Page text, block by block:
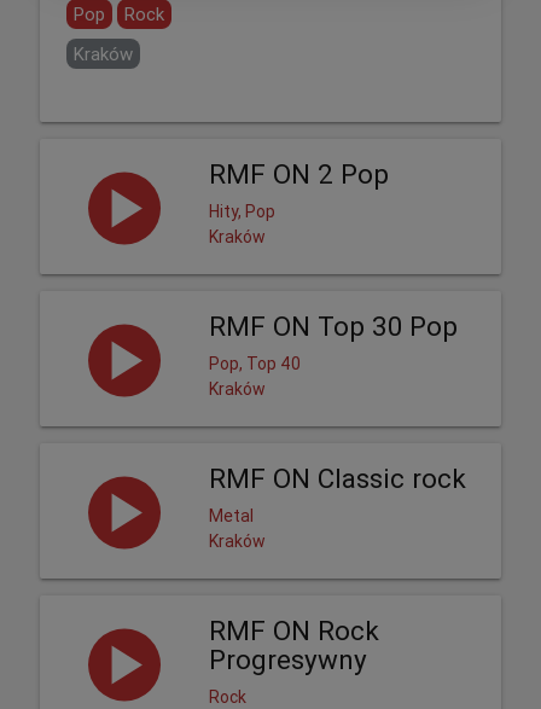
Pop
Rock
Kraków
RMF ON 2 Pop
Hity, Pop
Kraków
RMF ON Top 30 Pop
Pop, Top 40
Kraków
RMF ON Classic rock
Metal
Kraków
RMF ON Rock
Progresywny
Rock